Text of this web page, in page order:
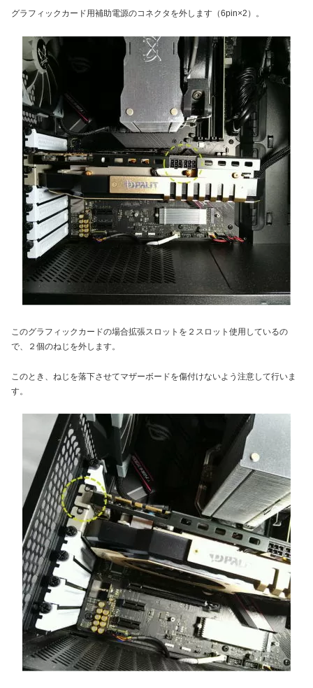
グラフィックカード用補助電源のコネクタを外します（6pin×2）。
このグラフィックカードの場合拡張スロットを２スロット使用しているの
で、２個のねじを外します。
このとき、ねじを落下させてマザーボードを傷付けないよう注意して行いま
す。